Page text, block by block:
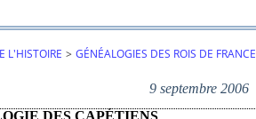
L'HISTOIRE > GÉNÉALOGIES DES ROIS DE FRANCE
9 septembre 2006
DES CAPÉTIENS